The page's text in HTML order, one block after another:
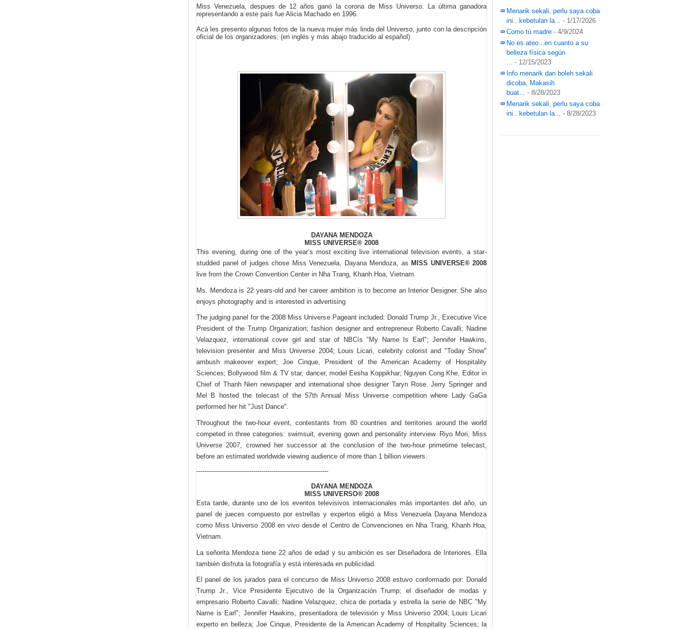
Miss Venezuela, despues de 12 años ganó la corona de Miss Universo. La última ganadora
representando a este país fue Alicia Machado en 1996.
Acá les presento algunas fotos de la nueva mujer más linda del Universo, junto con la descripción
oficial de los organizadores: (en inglés y más abajo traducido al español)
DAYANA MENDOZA
MISS UNIVERSE® 2008
This evening, during one of the year’s most exciting live international television events, a star-
studded panel of judges chose Miss Venezuela, Dayana Mendoza, as MISS UNIVERSE® 2008
live from the Crown Convention Center in Nha Trang, Khanh Hoa, Vietnam.
Ms. Mendoza is 22 years-old and her career ambition is to become an Interior Designer. She also
enjoys photography and is interested in advertising
The judging panel for the 2008 Miss Universe Pageant included: Donald Trump Jr., Executive Vice
President of the Trump Organization; fashion designer and entrepreneur Roberto Cavalli; Nadine
Velazquez, international cover girl and star of NBCís "My Name Is Earl"; Jennifer Hawkins,
television presenter and Miss Universe 2004; Louis Licari, celebrity colorist and "Today Show"
ambush makeover expert; Joe Cinque, President of the American Academy of Hospitality
Sciences; Bollywood film & TV star, dancer, model Eesha Koppikhar; Nguyen Cong Khe, Editor in
Chief of Thanh Nien newspaper and international shoe designer Taryn Rose. Jerry Springer and
Mel B hosted the telecast of the 57th Annual Miss Universe competition where Lady GaGa
performed her hit "Just Dance".
Throughout the two-hour event, contestants from 80 countries and territories around the world
competed in three categories: swimsuit, evening gown and personality interview. Riyo Mori, Miss
Universe 2007, crowned her successor at the conclusion of the two-hour primetime telecast,
before an estimated worldwide viewing audience of more than 1 billion viewers.
-----------------------------------------------------------------
DAYANA MENDOZA
MISS UNIVERSO® 2008
Esta tarde, durante uno de los eventos televisivos internacionales más importantes del año, un
panel de jueces compuesto por estrellas y expertos eligió a Miss Venezuela Dayana Mendoza
como Miss Universo 2008 en vivo desde el Centro de Convenciones en Nha Trang, Khanh Hoa,
Vietnam.
La señorita Mendoza tiene 22 años de edad y su ambición es ser Diseñadora de Interiores. Ella
también disfruta la fotografía y está interesada en publicidad.
El panel de los jurados para el concurso de Miss Universo 2008 estuvo conformado por: Donald
Trump Jr., Vice Presidente Ejecutivo de la Organización Trump; el diseñador de modas y
empresario Roberto Cavalli; Nadine Velazquez, chica de portada y estrella la serie de NBC "My
Name is Earl"; Jennifer Hawkins, presentadora de televisión y Miss Universo 2004; Louis Licari
experto en belleza; Joe Cinque, Presidente de la American Academy of Hospitality Sciences; la
Menarik sekali, perlu saya coba
ini.. kebetulan la... - 1/17/2026
Como tú madre - 4/9/2024
No es ateo...en cuanto a su
belleza física según
... - 12/15/2023
Info menarik dan boleh sekali
dicoba, Makasih
buat... - 8/28/2023
Menarik sekali, perlu saya coba
ini.. kebetulan la... - 8/28/2023